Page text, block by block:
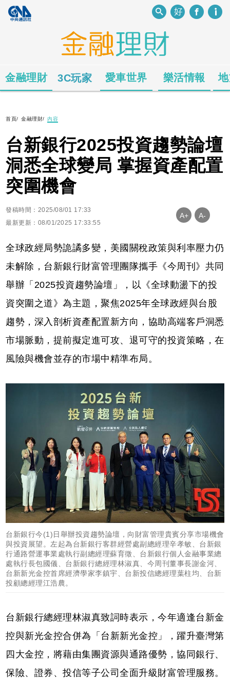
金融理財 3C玩家 愛車世界 樂活情報
首頁/ 金融理財/ 內容
台新銀行2025投資趨勢論壇
洞悉全球變局 掌握資產配置
突圍機會
發稿時間：2025/08/01 17:33
最新更新：08/01/2025 17:33:55
A+ A-
全球政經局勢詭譎多變，美國關稅政策與利率壓力仍
未解除，台新銀行財富管理團隊攜手《今周刊》共同
舉辦「2025投資趨勢論壇」，以《全球動盪下的投
資突圍之道》為主題，聚焦2025年全球政經與台股
趨勢，深入剖析資產配置新方向，協助高端客戶洞悉
市場脈動，提前擬定進可攻、退可守的投資策略，在
風險與機會並存的市場中精準布局。
台新銀行今(1)日舉辦投資趨勢論壇，向財富管理貴賓分享市場機會
與投資展望。左起為台新銀行客群經營處副總經理辛孝敏、台新銀
行通路營運事業處執行副總經理蘇育徵、台新銀行個人金融事業總
處執行長包國儀、台新銀行總經理林淑真、今周刊董事長謝金河、
台新新光金控首席經濟學家李鎮宇、台新投信總經理葉柱均、台新
投顧總經理江浩農。
台新銀行總經理林淑真致詞時表示，今年適逢台新金
控與新光金控合併為「台新新光金控」，躍升臺灣第
四大金控，將藉由集團資源與通路優勢，協同銀行、
保險、證券、投信等子公司全面升級財富管理服務。